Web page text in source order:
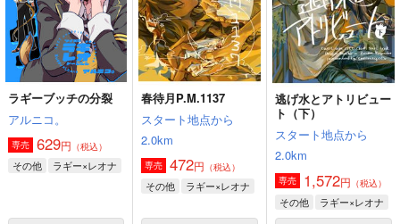
サンプル
作品詳細
サンプル
作品詳細
サンプル
作品詳細
ラギーブッチの分裂
アルニコ。
専売 629円 （税込）
その他 ラギー×レオナ
春待月P.M.1137
スタート地点から
2.0km
専売 472円 （税込）
その他 ラギー×レオナ
逃げ水とアトリビュー
ト（下）
スタート地点から
2.0km
専売 1,572円 （税込）
その他 ラギー×レオナ